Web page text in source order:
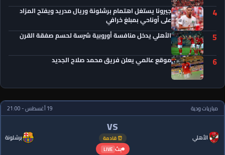
4 جيرونا يستغل اهتمام برشلونة وريال مدريد ويفتح المزاد
على أوناحي بمبلغ خرافي
5 الأهلي يدخل منافسة أوروبية شرسة لحسم صفقة القرن
6 موقع عالمي يعلن فريق محمد صلاح الجديد
مباريات ودية 19 أغسطس - 21:00
الأهلي
VS
⏰ قادمة
بث LIVE
برشلونة